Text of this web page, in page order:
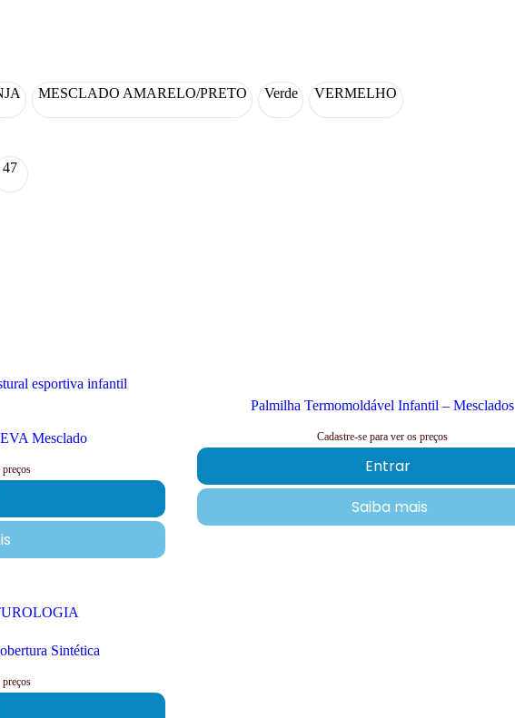
MESCLADO AMARELO/PRETO Verde VERMELHO
47
Mesclado
preços
Palmilha Termomoldável Infantil – Mesclados
Cadastre-se para ver os preços
Entrar
Saiba mais
Sintética
preços